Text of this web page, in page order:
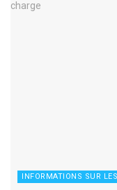
INFORMATIONS SUR